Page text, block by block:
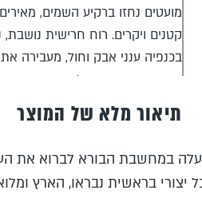
מועטים נחזו ברקיע השמים,
קטנים ויקרים. רוח חרישית
בכנפיה ענני אבק וחול, מעבירה
החום ממקום אחד למשנהו. שורות
העשויים עץ וקש דוממות, שקט
יישוב הלוויים. פטרול השוטרים
מנסה לגלות קולות בכי ילדים
הרות היושבות על המשבר. "אש…
תיאור מלא של המוצר
במחשבת הבורא לברוא את
יצורי בראשית נבראו, הארץ